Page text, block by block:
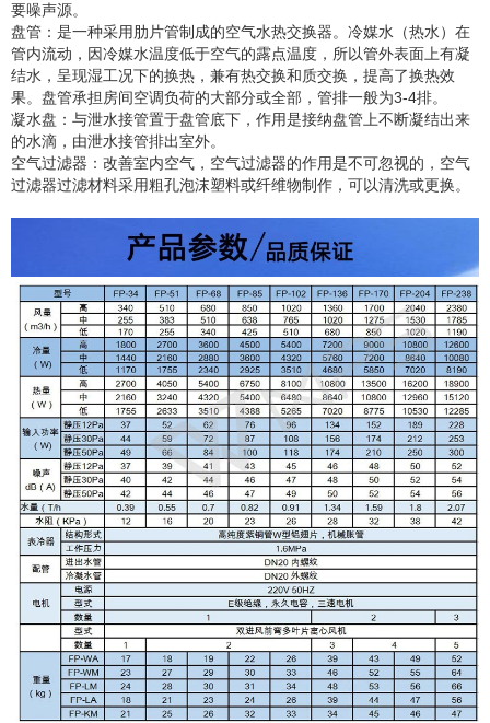
要噪声源。
盘管：是一种采用肋片管制成的空气水热交换器。冷媒水（热水）在
管内流动，因冷媒水温度低于空气的露点温度，所以管外表面上有凝
结水，呈现湿工况下的换热，兼有热交换和质交换，提高了换热效
果。盘管承担房间空调负荷的大部分或全部，管排一般为3-4排。
凝水盘：与泄水接管置于盘管底下，作用是接纳盘管上不断凝结出来
的水滴，由泄水接管排出室外。
空气过滤器：改善室内空气，空气过滤器的作用是不可忽视的，空气
过滤器过滤材料采用粗孔泡沫塑料或纤维物制作，可以清洗或更换。